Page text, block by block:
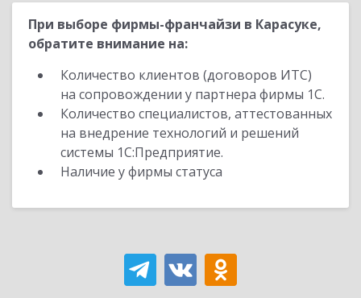
При выборе фирмы-франчайзи в Карасуке,
обратите внимание на:
Количество клиентов (договоров ИТС)
на сопровождении у партнера фирмы 1С.
Количество специалистов, аттестованных
на внедрение технологий и решений
системы 1С:Предприятие.
Наличие у фирмы статуса